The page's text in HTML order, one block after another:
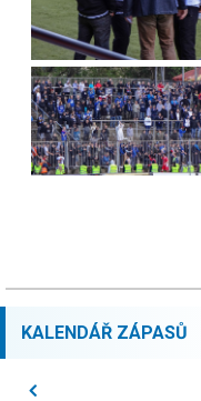
KALENDÁŘ ZÁPASŮ